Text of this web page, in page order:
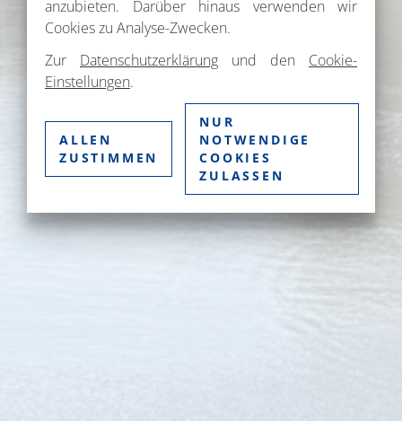
anzubieten. Darüber hinaus verwenden wir
Cookies zu Analyse-Zwecken.
Zur Datenschutzerklärung und den Cookie-
Einstellungen.
ALLEN
ZUSTIMMEN
NUR
NOTWENDIGE
COOKIES
ZULASSEN